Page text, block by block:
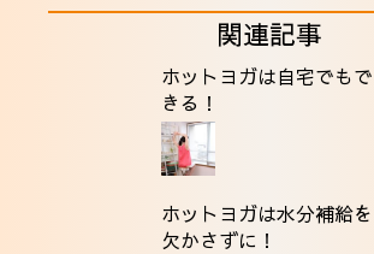
関連記事
ホットヨガは自宅でもで
きる！
ホットヨガは水分補給を
欠かさずに！